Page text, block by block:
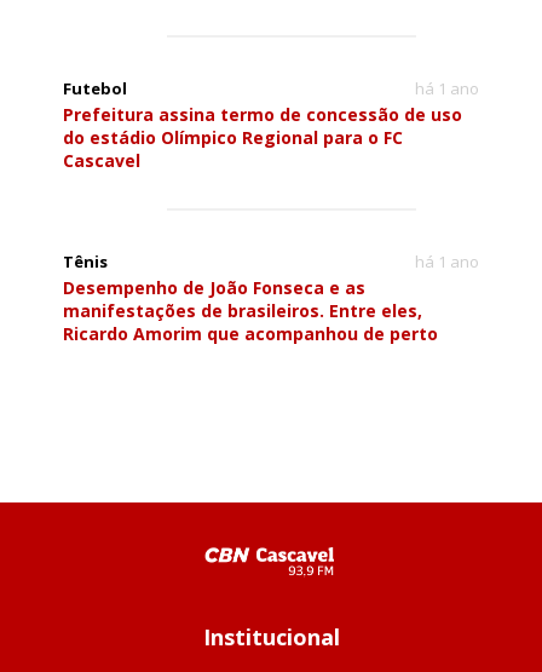
Futebol há 1 ano
Prefeitura assina termo de concessão de uso
do estádio Olímpico Regional para o FC
Cascavel
Tênis há 1 ano
Desempenho de João Fonseca e as
manifestações de brasileiros. Entre eles,
Ricardo Amorim que acompanhou de perto
Institucional